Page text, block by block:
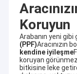
Koruyun
Arabanın yeni
(PPF)Aracınızın
kendine iyileşme
koruyan
bitkisine leke